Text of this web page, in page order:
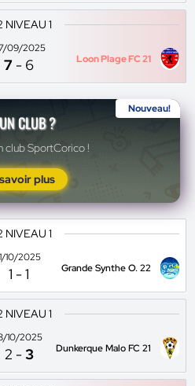
NIVEAU 1
09/2025
7 - 6 Loon Plage FC 21
Nouveau!
CLUB ?
club SportCorico !
plus
NIVEAU 1
10/2025
1 -1 Grande Synthe O. 22
NIVEAU 1
10/2025
2 -3 Dunkerque Malo FC 21